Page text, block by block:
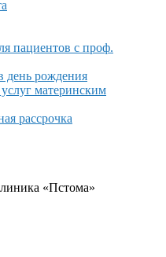
пациентов с проф.
день рождения
материнским
рассрочка
«Пстома»